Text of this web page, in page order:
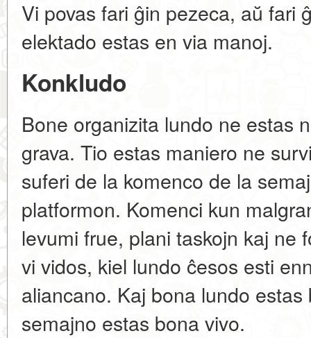
Vi povas fari ĝin pezeca, aŭ fari
elektado estas en via manoj.
Konkludo
Bone organizita lundo ne estas
grava. Tio estas maniero ne
suferi de la komenco de la
platformon. Komenci kun
levumi frue, plani taskojn kaj ne
vi vidos, kiel lundo ĉesos esti
aliancano. Kaj bona lundo
semajno estas bona vivo.